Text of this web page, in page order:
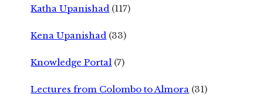
Katha Upanishad (117)
Kena Upanishad (33)
Knowledge Portal (7)
Lectures from Colombo to Almora (31)